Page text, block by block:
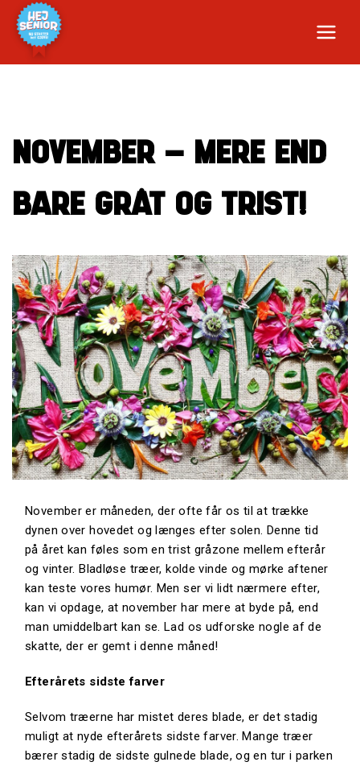
NOVEMBER – MERE END
BARE GRÅT OG TRIST!
November er måneden, der ofte får os til at trække
dynen over hovedet og længes efter solen. Denne tid
på året kan føles som en trist gråzone mellem efterår
og vinter. Bladløse træer, kolde vinde og mørke aftener
kan teste vores humør. Men ser vi lidt nærmere efter,
kan vi opdage, at november har mere at byde på, end
man umiddelbart kan se. Lad os udforske nogle af de
skatte, der er gemt i denne måned!
Efterårets sidste farver
Selvom træerne har mistet deres blade, er det stadig
muligt at nyde efterårets sidste farver. Mange træer
bærer stadig de sidste gulnede blade, og en tur i parken